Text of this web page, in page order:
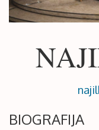
BIOGRAFIJA